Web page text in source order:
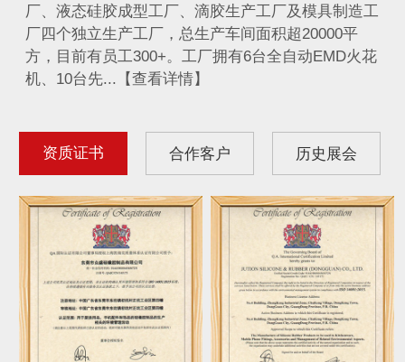
厂、液态硅胶成型工厂、滴胶生产工厂及模具制造工
厂四个独立生产工厂，总生产车间面积超20000平
方，目前有员工300+。工厂拥有6台全自动EMD火花
机、10台先...【查看详情】
资质证书 合作客户 历史展会
沃尔玛 小不点 DOT